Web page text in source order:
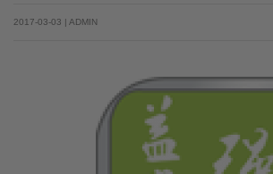
2017-03-03 | ADMIN